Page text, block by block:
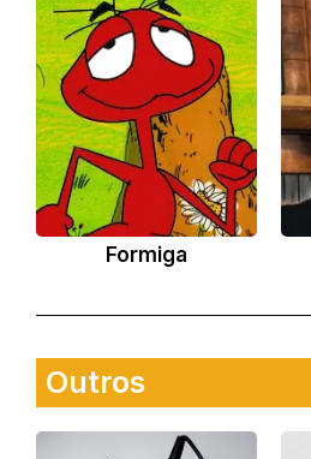
Formiga
Outros